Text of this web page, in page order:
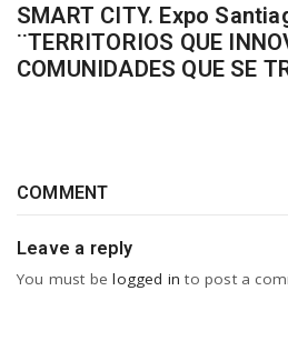
SMART CITY. Expo
¨TERRITORIOS QUE
COMUNIDADES QUE SE
COMMENT
Leave a reply
You must belogged in to post a